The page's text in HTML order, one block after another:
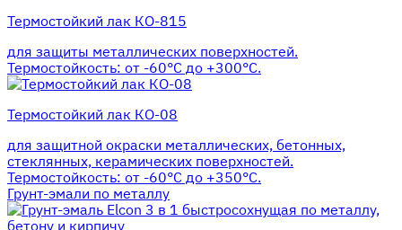
Термостойкий лак КО-815
для защиты металлических поверхностей.
Термостойкость: от -60°С до +300°С.
Термостойкий лак КО-08
для защитной окраски металлических, бетонных,
стеклянных, керамических поверхностей.
Термостойкость: от -60°С до +350°С.
Грунт-эмали по металлу